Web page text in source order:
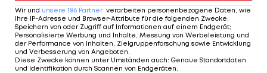
Wir und unsere 186 Partner verarbeiten personenbezogene Daten, wie
Ihre IP-Adresse und Browser-Attribute für die folgenden Zwecke:
Speichern von oder Zugriff auf Informationen auf einem Endgerät;
Personalisierte Werbung und Inhalte, Messung von Werbeleistung und
der Performance von Inhalten, Zielgruppenforschung sowie Entwicklung
und Verbesserung von Angeboten.
Diese Zwecke können unter Umständen auch: Genaue Standortdaten
und Identifikation durch Scannen von Endgeräten.